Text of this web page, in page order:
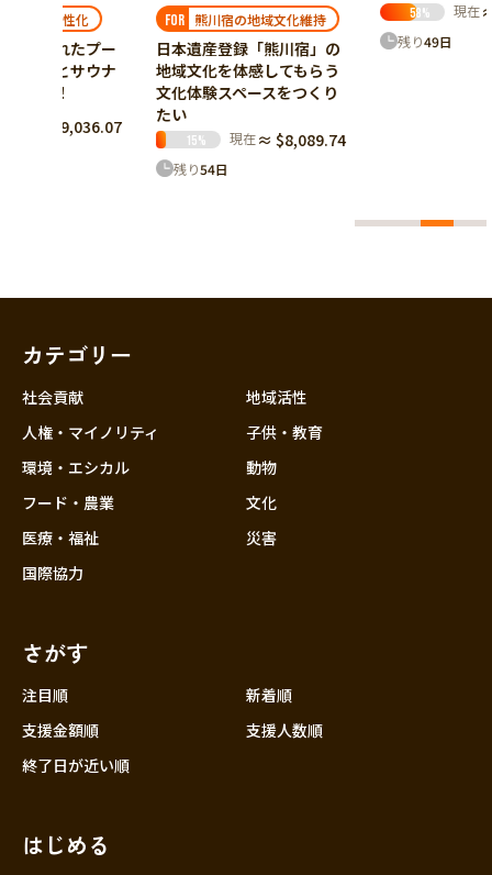
FOR 熊川宿の地域文化維持
日本遺産登録「熊川宿」の
地域文化を体感してもらう
文化体験スペースをつくり
現在 ≈ $8,089.74
58% 現在 ≈ $5,567.24
残り
カテゴリー
社会貢献
人権・マイノリティ
環境・エシカル
フード・農業
医療・福祉
国際協力
地域活性
子供・教育
動物
文化
災害
さがす
注目順
新着順
支援金額順
支援人数順
終了日が近い順
はじめる